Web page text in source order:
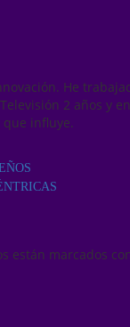
He
2 años
influye.
están marcados